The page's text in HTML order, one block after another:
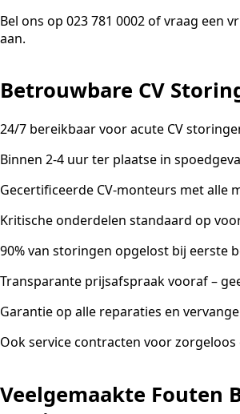
Bel ons op 023 781 0002 of vraag een
aan.
Betrouwbare CV
24/7 bereikbaar voor acute CV
Binnen 2-4 uur ter plaatse in
Gecertificeerde CV-monteurs met alle
Kritische onderdelen standaard op
90% van storingen opgelost bij eerste
Transparante prijsafspraak vooraf –
Garantie op alle reparaties en
Ook service contracten voor
Veelgemaakte Fouten